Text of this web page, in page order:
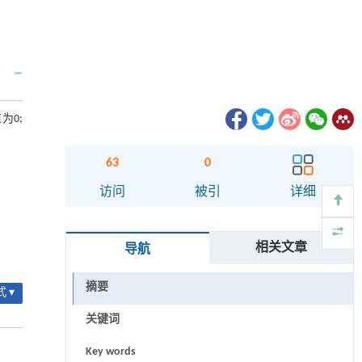
0;
▾
63
访问
0
被引 详细
导航 相关文章
摘要
关键词
Key words